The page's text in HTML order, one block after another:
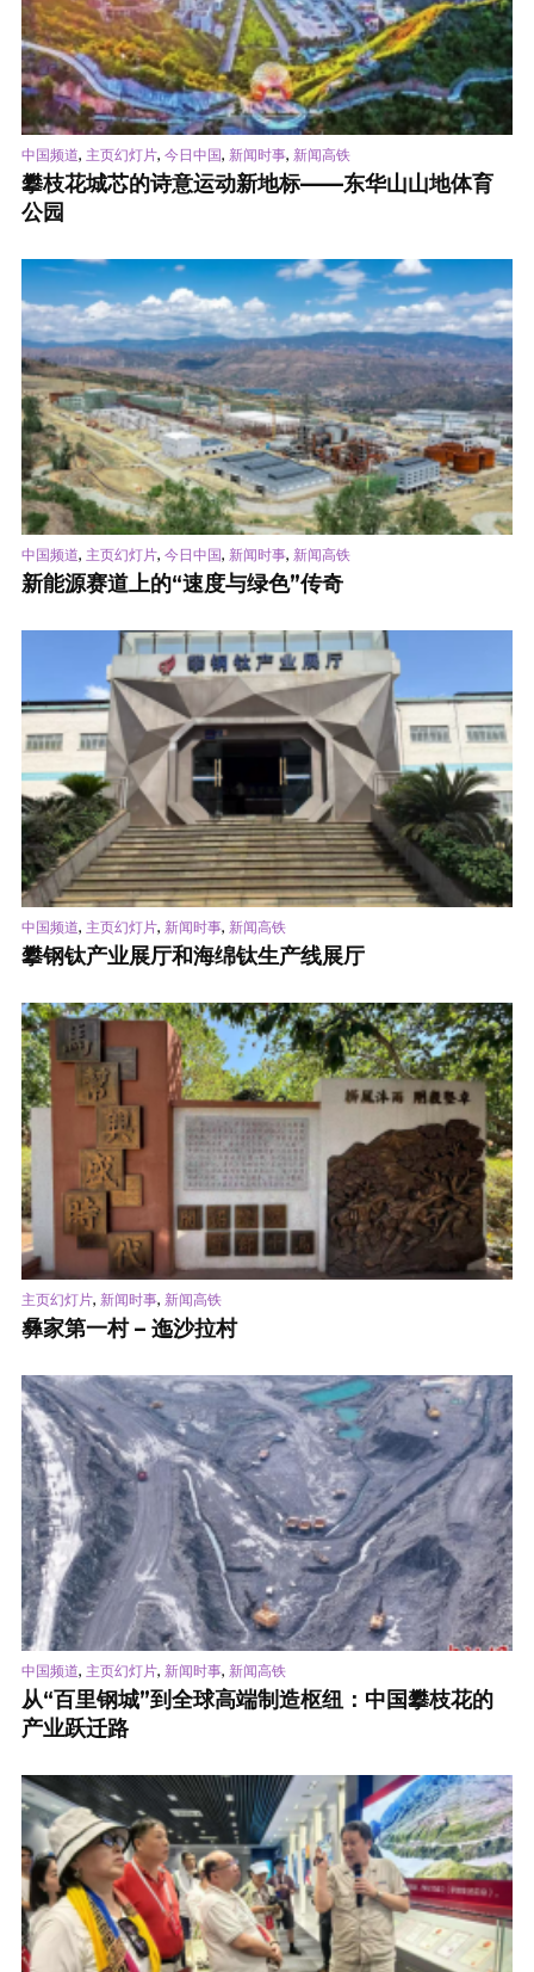
中国频道, 主页幻灯片, 今日中国, 新闻时事, 新闻高铁
攀枝花城芯的诗意运动新地标——东华山山地体育
公园
中国频道, 主页幻灯片, 今日中国, 新闻时事, 新闻高铁
新能源赛道上的“速度与绿色”传奇
中国频道, 主页幻灯片, 新闻时事, 新闻高铁
攀钢钛产业展厅和海绵钛生产线展厅
主页幻灯片, 新闻时事, 新闻高铁
彝家第一村 – 迤沙拉村
中国频道, 主页幻灯片, 新闻时事, 新闻高铁
从“百里钢城”到全球高端制造枢纽：中国攀枝花的
产业跃迁路